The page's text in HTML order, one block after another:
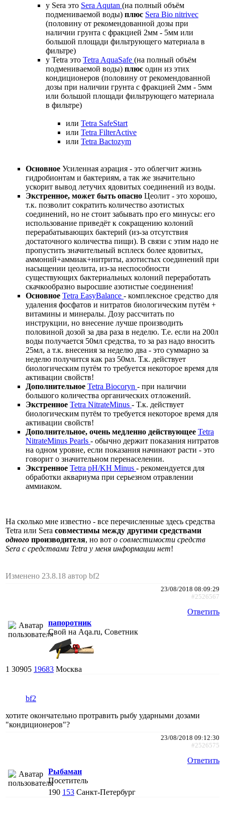
у Sera это Sera Aqutan (на полный объём
подмениваемой воды) плюс Sera Bio nitrivec
(половину от рекомендованной дозы при
наличии грунта с фракцией 2мм - 5мм или
большой площади фильтрующего материала в
фильтре)
у Tetra это Tetra AquaSafe (на полный объём
подмениваемой воды) плюс один из этих
кондиционеров (половину от рекомендованной
дозы при наличии грунта с фракцией 2мм - 5мм
или большой площади фильтрующего материала
в фильтре)
или Tetra SafeStart
или Tetra FilterActive
или Tetra Bactozym
Основное Усиленная аэрация - это облегчит жизнь
гидробионтам и бактериям, а так же значительно
ускорит вывод летучих ядовитых соединений из воды.
Экстренное, может быть опасно Цеолит - это хорошо,
т.к. позволит сократить количество азотистых
соединений, но не стоит забывать про его минусы: его
использование приведёт к сокращению колоний
перерабатывающих бактерий (из-за отсутствия
достаточного количества пищи). В связи с этим надо не
пропустить значительный всплеск более ядовитых,
аммоний+аммиак+нитриты, азотистых соединений при
насыщении цеолита, из-за неспособности
существующих бактериальных колоний переработать
скачкообразно выросшие азотистые соединения!
Основное Tetra EasyBalance - комплексное средство для
удаления фосфатов и нитратов биологическим путём +
витамины и минералы. Дозу рассчитать по
инструкции, но внесение лучше производить
половиной дозой за два раза в неделю. Т.е. если на 200л
воды получается 50мл средства, то за раз надо вносить
25мл, а т.к. внесения за неделю два - это суммарно за
неделю получится как раз 50мл. Т.к. действует
биологическим путём то требуется некоторое время для
активации свойств!
Дополнительное Tetra Biocoryn - при наличии
большого количества органических отложений.
Экстренное Tetra NitrateMinus - Т.к. действует
биологическим путём то требуется некоторое время для
активации свойств!
Дополнительное, очень медленно действующее Tetra
NitrateMinus Pearls - обычно держит показания нитратов
на одном уровне, если показания начинают расти - это
говорит о значительном перенаселении.
Экстренное Tetra pH/KH Minus - рекомендуется для
обработки аквариума при серьезном отравлении
аммиаком.
На сколько мне известно - все перечисленные здесь средства
Tetra или Sera совместимы между другими средствами
одного производителя, но вот о совместимости средств
Sera c средствами Tetra у меня информации нет!
Изменено 23.8.18 автор bf2
23/08/2018 08:09:29
#2526567
Ответить
папоротник
Свой на Aqa.ru, Советник
1 30905 19683 Москва
bf2
хотите окончательно протравить рыбу ударными дозами
"кондиционеров"?
23/08/2018 09:12:30
#2526575
Ответить
Рыбаман
Посетитель
190 153 Санкт-Петербург